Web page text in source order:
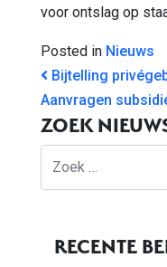
voor ontslag op
Posted in Nieuws
BERICHT
Bijtelling
Aanvragen
ZOEK
RECENTE